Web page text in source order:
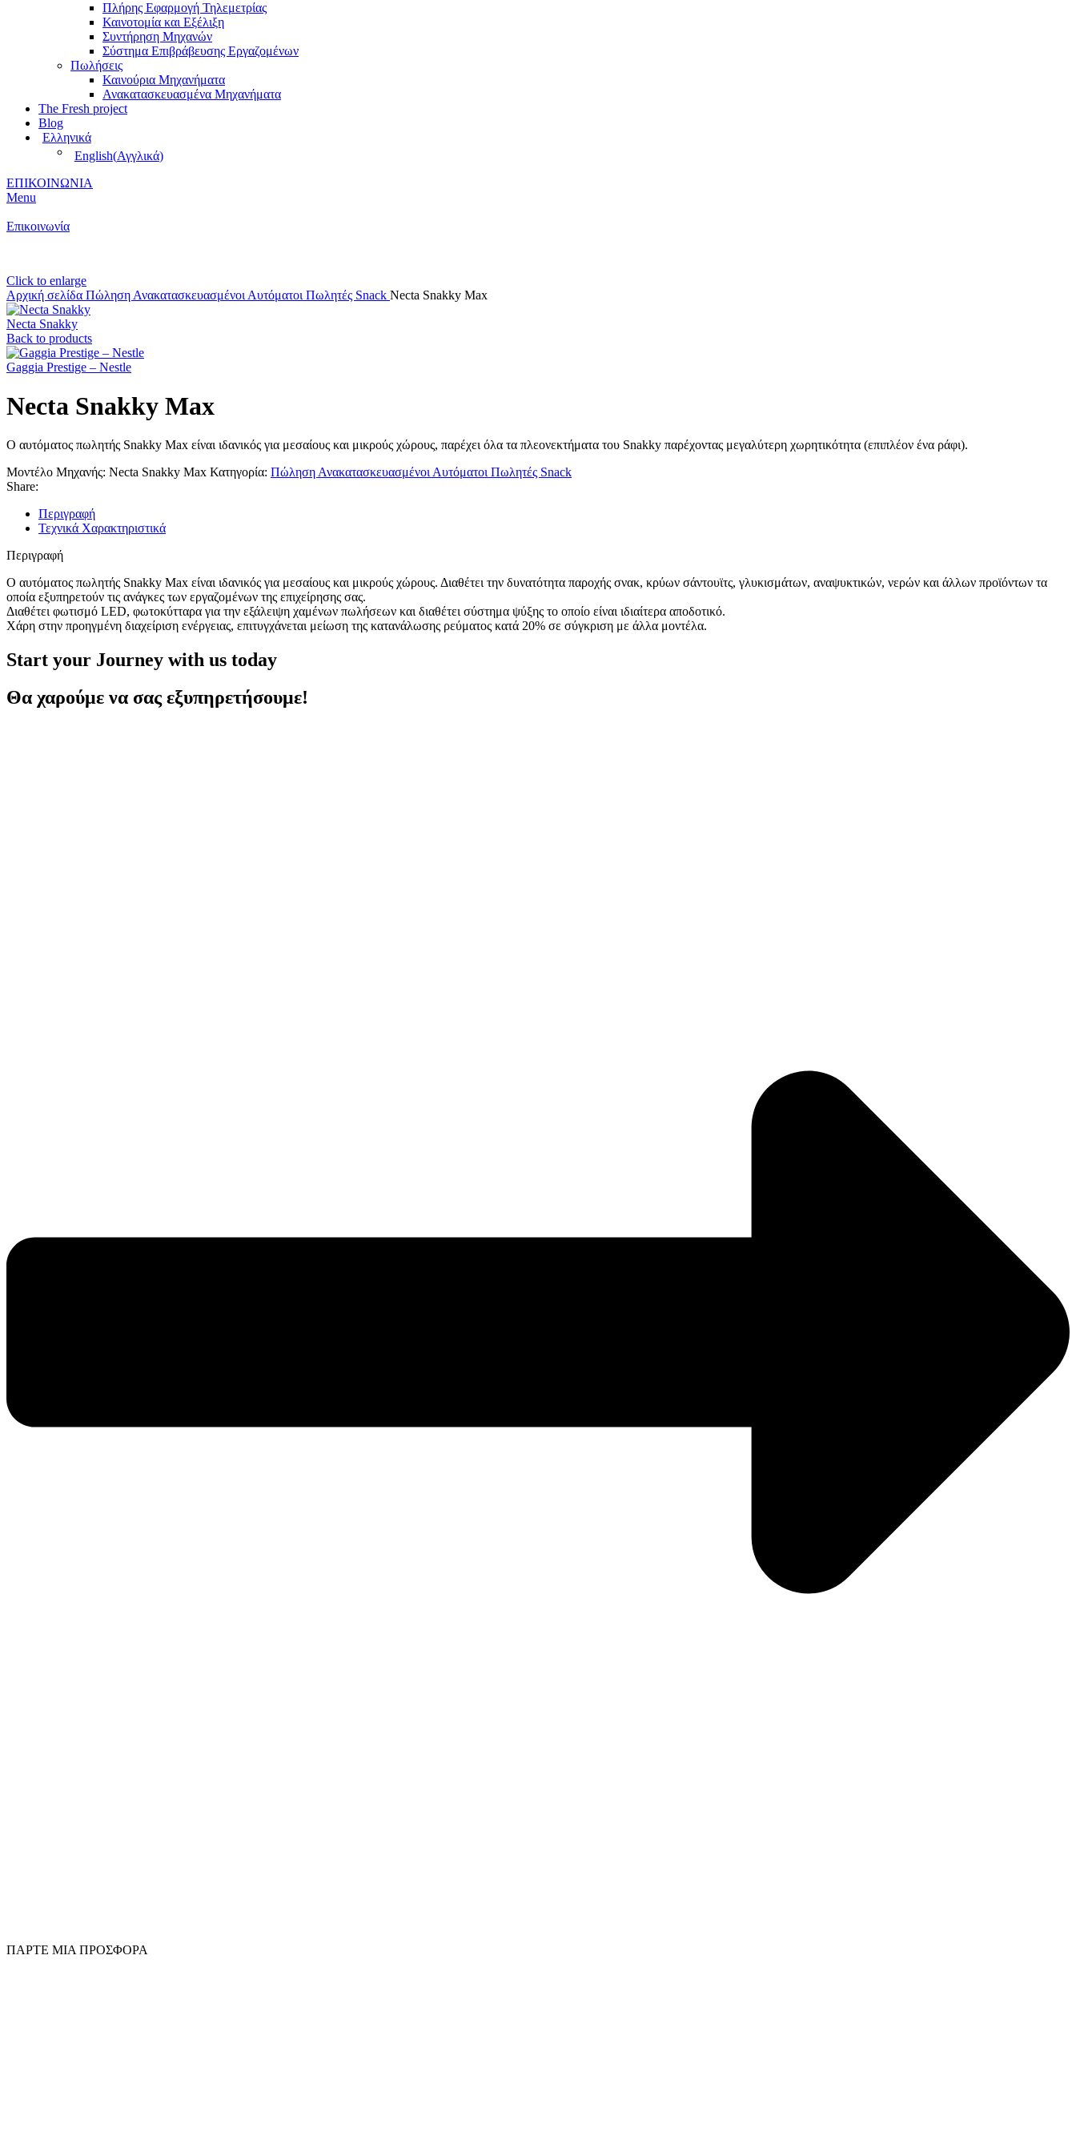
Πλήρης Εφαρμογή Τηλεμετρίας
Καινοτομία και Εξέλιξη
Συντήρηση Μηχανών
Σύστημα Επιβράβευσης Εργαζομένων
Πωλήσεις
Καινούρια Μηχανήματα
Ανακατασκευασμένα Μηχανήματα
The Fresh project
Blog
Ελληνικά
English(Αγγλικά)
ΕΠΙΚΟΙΝΩΝΙΑ
Menu
Επικοινωνία
Click to enlarge
Αρχική σελίδα Πώληση Ανακατασκευασμένοι Αυτόματοι Πωλητές Snack Necta Snakky Max
Necta Snakky
Back to products
Gaggia Prestige – Nestle
Necta Snakky Max
Ο αυτόματος πωλητής Snakky Max είναι ιδανικός για μεσαίους και μικρούς χώρους, παρέχει όλα τα πλεονεκτήματα του Snakky παρέχοντας μεγαλύτερη χωρητικότητα (επιπλέον ένα ράφι).
Μοντέλο Μηχανής: Necta Snakky Max Κατηγορία: Πώληση Ανακατασκευασμένοι Αυτόματοι Πωλητές Snack
Share:
Περιγραφή
Τεχνικά Χαρακτηριστικά
Περιγραφή
Ο αυτόματος πωλητής Snakky Max είναι ιδανικός για μεσαίους και μικρούς χώρους. Διαθέτει την δυνατότητα παροχής σνακ, κρύων σάντουϊτς, γλυκισμάτων, αναψυκτικών, νερών και άλλων προϊόντων τα
οποία εξυπηρετούν τις ανάγκες των εργαζομένων της επιχείρησης σας.
Διαθέτει φωτισμό LED, φωτοκύτταρα για την εξάλειψη χαμένων πωλήσεων και διαθέτει σύστημα ψύξης το οποίο είναι ιδιαίτερα αποδοτικό.
Χάρη στην προηγμένη διαχείριση ενέργειας, επιτυγχάνεται μείωση της κατανάλωσης ρεύματος κατά 20% σε σύγκριση με άλλα μοντέλα.
Start your Journey with us today
Θα χαρούμε να σας εξυπηρετήσουμε!
ΠΑΡΤΕ ΜΙΑ ΠΡΟΣΦΟΡΑ